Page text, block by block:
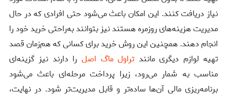
نیاز دریافت کنند. این امکان باعث می‌شود حتی افرادی که در حال
مدیریت هزینه‌های روزمره هستند نیز بتوانند به‌راحتی خرید خود را
انجام دهند. همچنین این روش خرید برای کسانی که هم‌زمان قصد
تهیه لوازم دیگری مانند تراول ماگ اصل را دارند نیز گزینه‌ای
مناسب به شمار می‌رود، زیرا پرداخت مرحله‌ای باعث می‌شود
برنامه‌ریزی مالی آن‌ها ساده‌تر و قابل مدیریت‌تر شود. در نهایت،